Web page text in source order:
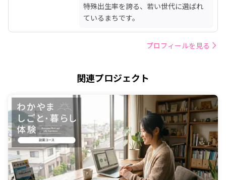
特殊出生率を誇る、若い世代に選ばれ
ているまちです。
プロフィールを見る
関連プロジェクト